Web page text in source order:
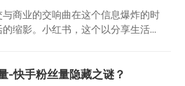
商业的交响曲在这个信息爆炸的时
缩影。小红书，这个以分享生活...
-快手粉丝量隐藏之谜？